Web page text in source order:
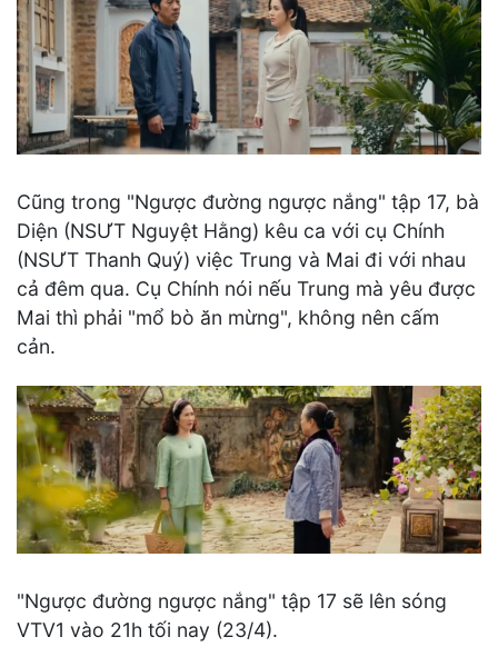
Cũng trong "Ngược đường ngược nắng" tập 17, bà
Diện (NSƯT Nguyệt Hằng) kêu ca với cụ Chính
(NSƯT Thanh Quý) việc Trung và Mai đi với nhau
cả đêm qua. Cụ Chính nói nếu Trung mà yêu được
Mai thì phải "mổ bò ăn mừng", không nên cấm
cản.
"Ngược đường ngược nắng" tập 17 sẽ lên sóng
VTV1 vào 21h tối nay (23/4).